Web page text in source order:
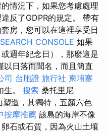
情況下，如果您考慮處理
反了GDPR的規定。 帶有
房，您可以在這裡享受日
CONSOLE 如果
週年紀念日），那麼這是
以日落而聞名，而且簡直
司 台胞證 旅行社 柬埔寨
。 搜索 桑托里尼
塑造，其獨特，五顏六色
按摩推薦 該島的海岸不像
石或石質，因為火山土壤